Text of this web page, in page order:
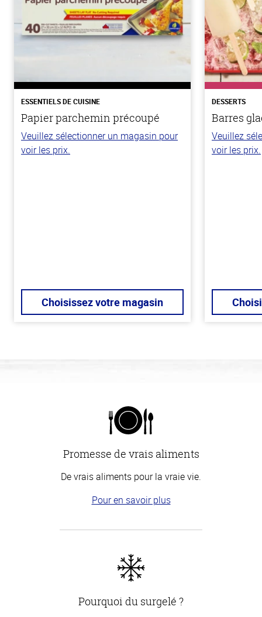
ESSENTIELS DE CUISINE
Papier parchemin précoupé
Veuillez sélectionner un magasin pour
voir les prix.
Choisissez votre magasin
DESSERTS
Barres
Veuillez
voir les prix.
Promesse de vrais aliments
De vrais aliments pour la vraie vie.
Pour en savoir plus
Pourquoi du surgelé ?